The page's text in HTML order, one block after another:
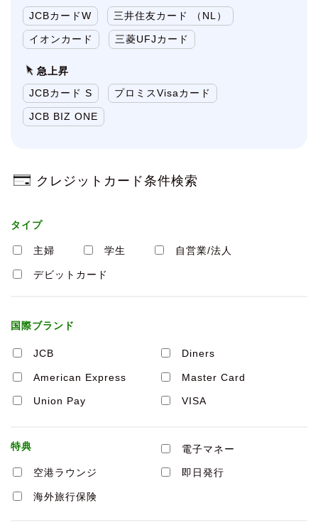
JCBカードW
三井住友カード （NL）
イオンカード 三菱UFJカード
急上昇
JCBカード S
プロミスVisaカード
JCB BIZ ONE
クレジットカード条件検索
タイプ
主婦 学生 自営業/法人
デビットカード
電子マネー
空港ラウンジ 即日発行
海外旅行保険
国際ブランド
JCB Diners
American Express Master Card
Union Pay VISA
特典